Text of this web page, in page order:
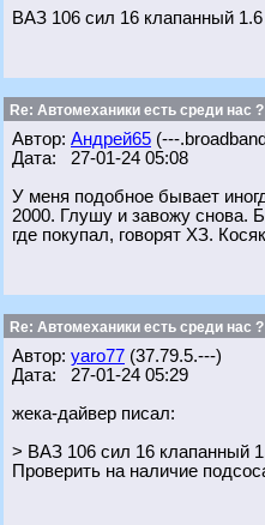
ВАЗ 106 сил 16 клапанный
Re: Автомеханики есть среди нас ?
Автор: Андрей65 (---
Дата: 27-01-24 05:08
У меня подобное бывает
2000. Глушу и завожу снова.
где покупал, говорят ХЗ.
Re: Автомеханики есть среди нас ?
Автор: yaro77 (37.79.5.---)
Дата: 27-01-24 05:29
жека-дайвер писал:
> ВАЗ 106 сил 16 клапанный
Проверить на наличие